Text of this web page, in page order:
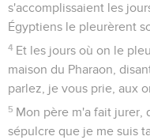
s'accomplissaient les
Égyptiens le pleurèrent
4 Et les jours où on le
maison du Pharaon,
parlez, je vous prie, aux
5 Mon père m'a fait jurer,
sépulcre que je me suis